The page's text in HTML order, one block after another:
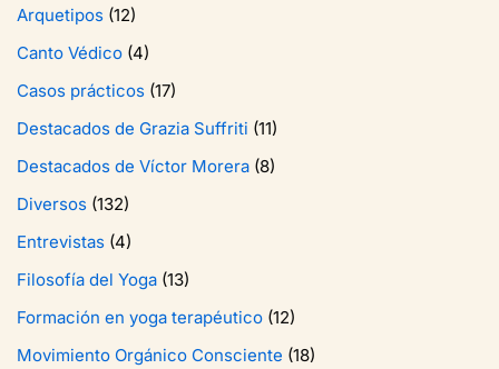
Arquetipos (12)
Canto Védico (4)
Casos prácticos (17)
Destacados de Grazia Suffriti (11)
Destacados de Víctor Morera (8)
Diversos (132)
Entrevistas (4)
Filosofía del Yoga (13)
Formación en yoga terapéutico (12)
Movimiento Orgánico Consciente (18)